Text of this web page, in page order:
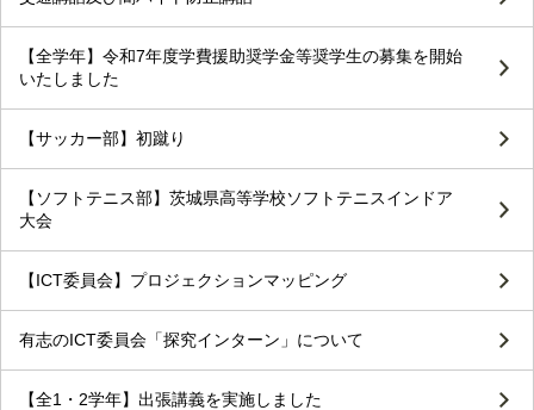
【全学年】令和7年度学費援助奨学金等奨学生の募集を開始
いたしました
【サッカー部】初蹴り
【ソフトテニス部】茨城県高等学校ソフトテニスインドア
大会
【ICT委員会】プロジェクションマッピング
有志のICT委員会「探究インターン」について
【全1・2学年】出張講義を実施しました